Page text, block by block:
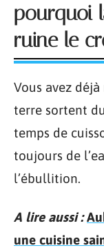
pourquoi
ruine le
Vous avez
terre sortent
temps de
toujours de
l’ébullition.
A lire aussi :
une cuisine